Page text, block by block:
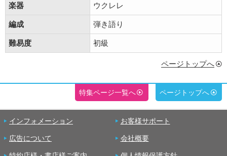
楽器 ウクレレ
編成 弾き語り
難易度 初級
ページトップへ
特集ページ一覧へ ページトップへ
インフォメーション お客様サポート
広告について 会社概要